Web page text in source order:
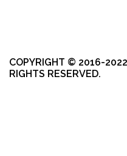
COPYRIGHT © 2016-
RIGHTS RESERVED.